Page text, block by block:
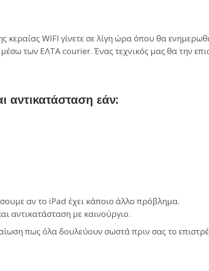
WIFI γίνετε σε λίγη ώρα όπου θα
μέσω των ΕΛΤΑcourier. Ένας τεχνικός μας θα την
αντικατάσταση εάν:
αν το iPad έχει κάποιο άλλο πρόβλημα.
αντικατάσταση με καινούργιο.
πως όλα δουλεύουν σωστά πριν σας το